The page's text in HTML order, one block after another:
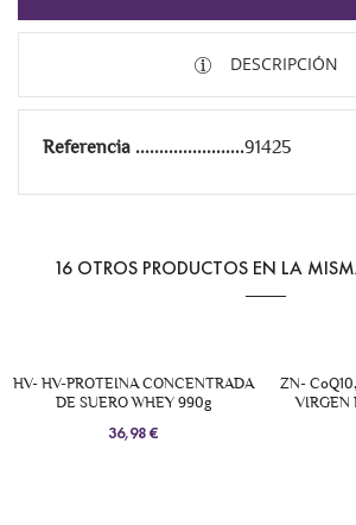
DESCRIPCIÓN
Referencia 91425
16 OTROS PRODUCTOS EN LA
HV- HV-PROTEINA CONCENTRADA
DE SUERO WHEY 990g
36,98 €
ZN-
VIRGEN